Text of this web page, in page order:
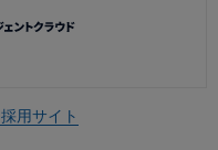
採用サイト